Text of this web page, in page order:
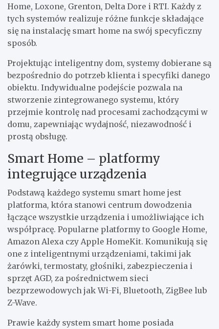
Home, Loxone, Grenton, Delta Dore i RTI. Każdy z
tych systemów realizuje różne funkcje składające
się na instalację smart home na swój specyficzny
sposób.
Projektując inteligentny dom, systemy dobierane są
bezpośrednio do potrzeb klienta i specyfiki danego
obiektu. Indywidualne podejście pozwala na
stworzenie zintegrowanego systemu, który
przejmie kontrolę nad procesami zachodzącymi w
domu, zapewniając wydajność, niezawodność i
prostą obsługę.
Smart Home – platformy
integrujące urządzenia
Podstawą każdego systemu smart home jest
platforma, która stanowi centrum dowodzenia
łączące wszystkie urządzenia i umożliwiające ich
współpracę. Popularne platformy to Google Home,
Amazon Alexa czy Apple HomeKit. Komunikują się
one z inteligentnymi urządzeniami, takimi jak
żarówki, termostaty, głośniki, zabezpieczenia i
sprzęt AGD, za pośrednictwem sieci
bezprzewodowych jak Wi-Fi, Bluetooth, ZigBee lub
Z-Wave.
Prawie każdy system smart home posiada